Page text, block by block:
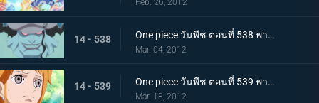
Feb. 26, 2012
14 - 538 One piece วันพีช ตอนที่ 538 พากย์ไทย กลุ่มหมวกฟางพ่าย! โฮดี้ยึดวังริวงู!
Mar. 04, 2012
14 - 539 One piece วันพีช ตอนที่ 539 พากย์ไทย หวนรำลึกชะตากรรม! นามิ กับ โจรสลัดมนุษย์เงือก!
Mar. 18, 2012